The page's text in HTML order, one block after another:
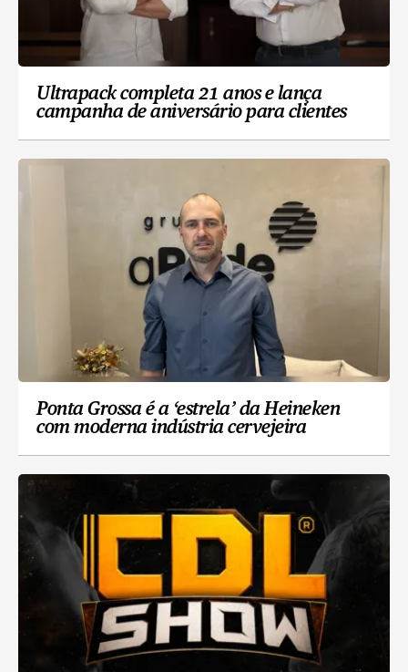
Ultrapack completa 21 anos e lança
campanha de aniversário para clientes
Ponta Grossa é a ‘estrela’ da Heineken
com moderna indústria cervejeira